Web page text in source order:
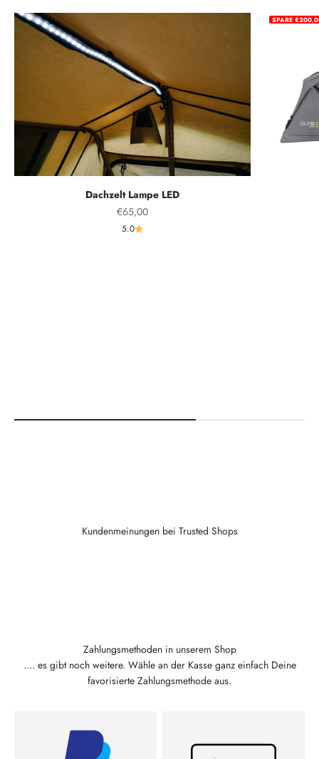
Dachzelt Lampe LED
Angebot
€65,00
5.0
SPARE
Kundenmeinungen bei Trusted Shops
Zahlungsmethoden in unserem Shop
.... es gibt noch weitere. Wähle an der Kasse ganz einfach Deine
favorisierte Zahlungsmethode aus.